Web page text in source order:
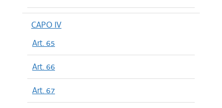
CAPO IV
Art. 65
Art. 66
Art. 67